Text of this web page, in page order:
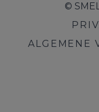
©
ALGEMENE